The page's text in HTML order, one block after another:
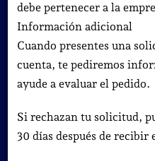
debe pertenecer a la
Información adicional
Cuando presentes una
cuenta, te pediremos
ayude a evaluar el pedido.
Si rechazan tu solicitud,
30 días después de